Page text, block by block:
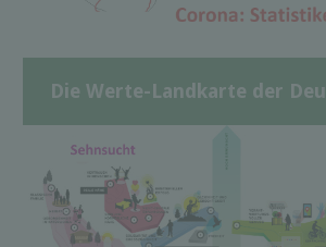
Die Werte-Landkarte der